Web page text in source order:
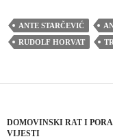
ANTE STARČEVIĆ
RUDOLF HORVAT
DOMOVINSKI RAT I
VIJESTI